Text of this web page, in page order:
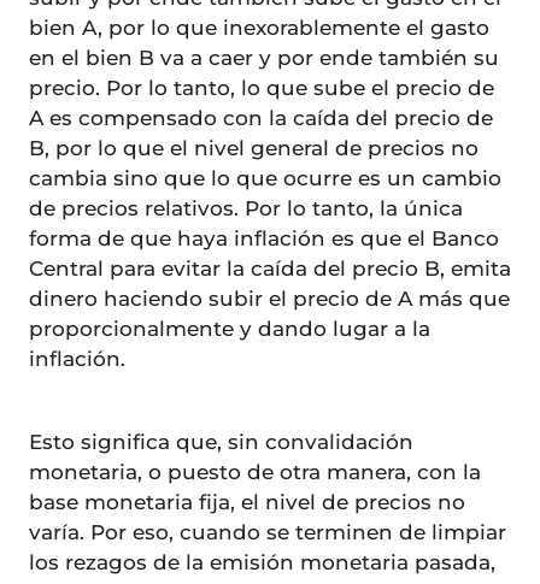
bien A, por lo que inexorablemente el gasto
en el bien B va a caer y por ende también su
precio. Por lo tanto, lo que sube el precio de
A es compensado con la caída del precio de
B, por lo que el nivel general de precios no
cambia sino que lo que ocurre es un cambio
de precios relativos. Por lo tanto, la única
forma de que haya inflación es que el Banco
Central para evitar la caída del precio B, emita
dinero haciendo subir el precio de A más que
proporcionalmente y dando lugar a la
inflación.
Esto significa que, sin convalidación
monetaria, o puesto de otra manera, con la
base monetaria fija, el nivel de precios no
varía. Por eso, cuando se terminen de limpiar
los rezagos de la emisión monetaria pasada,